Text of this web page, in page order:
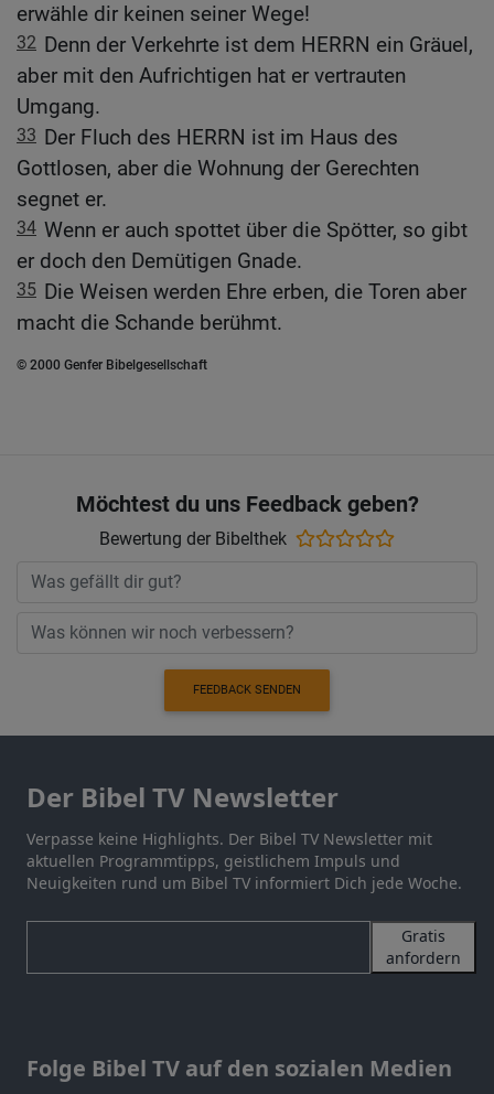
erwähle dir keinen seiner Wege!
32 Denn der Verkehrte ist dem HERRN ein Gräuel,
aber mit den Aufrichtigen hat er vertrauten
Umgang.
33 Der Fluch des HERRN ist im Haus des
Gottlosen, aber die Wohnung der Gerechten
segnet er.
34 Wenn er auch spottet über die Spötter, so gibt
er doch den Demütigen Gnade.
35 Die Weisen werden Ehre erben, die Toren aber
macht die Schande berühmt.
© 2000 Genfer Bibelgesellschaft
Möchtest du uns Feedback geben?
Bewertung der Bibelthek
FEEDBACK SENDEN
Der Bibel TV Newsletter
Verpasse keine Highlights. Der Bibel TV Newsletter mit
aktuellen Programmtipps, geistlichem Impuls und
Neuigkeiten rund um Bibel TV informiert Dich jede Woche.
Gratis
anfordern
Folge Bibel TV auf den sozialen Medien